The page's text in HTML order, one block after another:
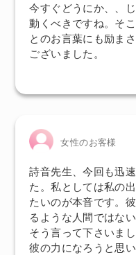
今すぐどうにか、、
動くべきですね。そ
とのお言葉にも励ま
ございました。
女性のお客様
詩音先生、今回も迅
た。私としては私の
たいのが本音です。
るような人間ではな
そう言って下さいま
彼の力になろうと思